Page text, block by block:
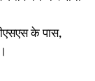
के पास,